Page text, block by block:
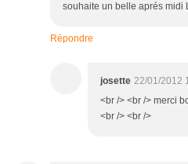
souhaite un belle aprés midi
Répondre
josette 22/01/2012
<br /> <br /> merci
<br /> <br />